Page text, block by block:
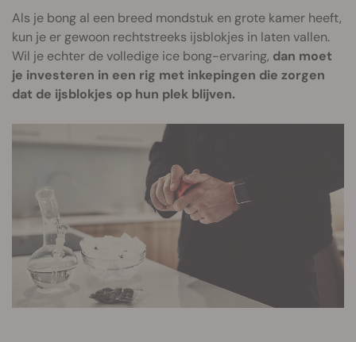
Als je bong al een breed mondstuk en grote kamer heeft,
kun je er gewoon rechtstreeks ijsblokjes in laten vallen.
Wil je echter de volledige ice bong-ervaring, dan moet
je investeren in een rig met inkepingen die zorgen
dat de ijsblokjes op hun plek blijven.